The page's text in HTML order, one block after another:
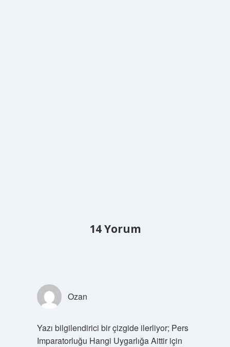
14 Yorum
Ozan
Yazı bilgilendirici bir çizgide ilerliyor; Pers
Imparatorluğu Hangi Uygarlığa Aittir için